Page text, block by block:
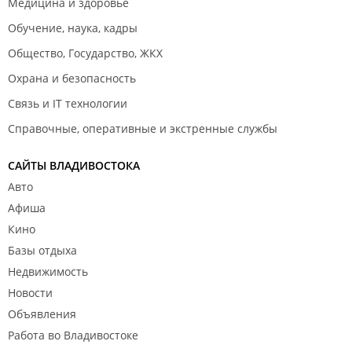
Июль 2020
Июнь 2020
Разрешение на строительствоRU25304000-330/2017 от
Обучение, наука, кадры
Общество, Государство, ЖКХ
Охрана и безопасность
Связь и IT технологии
Справочные, оперативные и экстренные службы
САЙТЫ ВЛАДИВОСТОКА
Авто
Афиша
Кино
Базы отдыха
Недвижимость
Новости
Объявления
Работа во Владивостоке